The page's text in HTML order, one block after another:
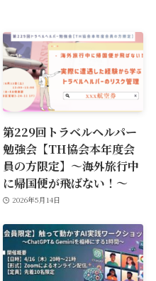
第229回トラベルヘルパー
勉強会【TH協会本年度会
員の方限定】〜海外旅行中
に帰国便が飛ばない！〜
2026年5月14日